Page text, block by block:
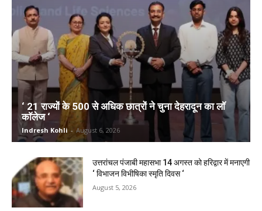
‘ 21 राज्यों के 500 से अधिक छात्रों ने चुना देहरादून का लाॅ
काॅलेज ‘
Indresh Kohli - August 6, 2026
उत्तरांचल पंजाबी महासभा 14 अगस्त को हरिद्वार में मनाएगी
‘ विभाजन विभीषिका स्मृति दिवस ‘
August 5, 2026